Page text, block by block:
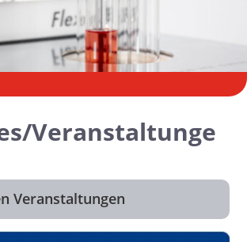
Veranstaltunge
Veranstaltungen